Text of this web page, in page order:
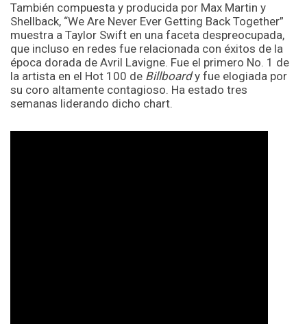
También compuesta y producida por Max Martin y
Shellback, “We Are Never Ever Getting Back Together”
muestra a Taylor Swift en una faceta despreocupada,
que incluso en redes fue relacionada con éxitos de la
época dorada de Avril Lavigne. Fue el primero No. 1 de
la artista en el Hot 100 de Billboardy fue elogiada por
su coro altamente contagioso. Ha estado tres
semanas liderando dicho chart.